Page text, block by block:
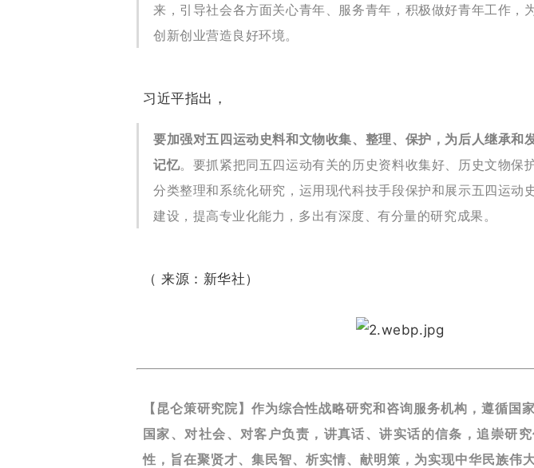
来，引导社会各方面关心青年、服务青年，积极做好青年工作，
创新创业营造良好环境。
习近平指出，
要加强对五四运动史料和文物收集、整理、保护，为后人继承和
记忆。 要抓紧把同五四运动有关的历史资料收集好、历史文物保护
分类整理和系统化研究，运用现代科技手段保护和展示五四运动史
建设，提高专业化能力，多出有深度、有分量的研究成果。
（ 来源：新华社）
【昆仑策研究院】作为综合性战略研究和咨询服务机构，遵循国
国家、对社会、对客户负责，讲真话、讲实话的信条，追崇研
性，旨在聚贤才、集民智、析实情、献明策，为实现中华民族伟